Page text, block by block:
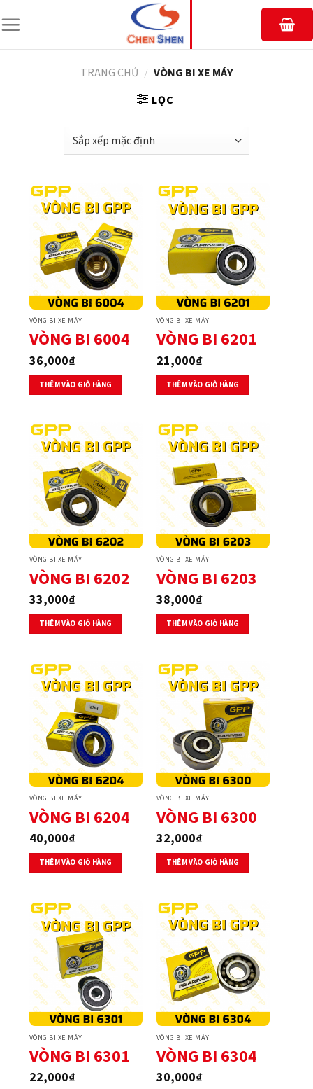
đến
TRANG CHỦ / VÒNG BI XE MÁY
LỌC
VÒNG BI XE MÁY
VÒNG BI 6004
36,000₫
THÊM VÀO GIỎ HÀNG
VÒNG BI XE MÁY
VÒNG BI 6201
21,000₫
THÊM VÀO GIỎ HÀNG
VÒNG BI XE MÁY
VÒNG BI 6202
33,000₫
THÊM VÀO GIỎ HÀNG
VÒNG BI XE MÁY
VÒNG BI 6203
38,000₫
THÊM VÀO GIỎ HÀNG
VÒNG BI XE MÁY
VÒNG BI 6204
40,000₫
THÊM VÀO GIỎ HÀNG
VÒNG BI XE MÁY
VÒNG BI 6300
32,000₫
THÊM VÀO GIỎ HÀNG
VÒNG BI XE MÁY
VÒNG BI 6301
22,000₫
VÒNG BI XE MÁY
VÒNG BI 6304
30,000₫